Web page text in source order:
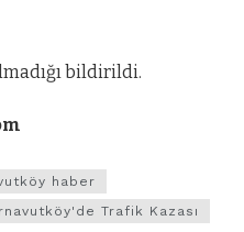
bildirildi.
haber
Trafik Kazası